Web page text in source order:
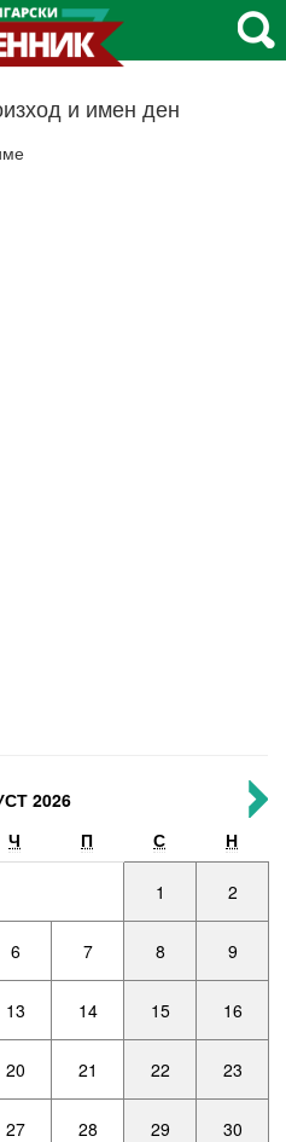
и имен ден
2026
Ч П С Н
1 2
6 7 8 9
13 14 15 16
20 21 22 23
27 28 29 30